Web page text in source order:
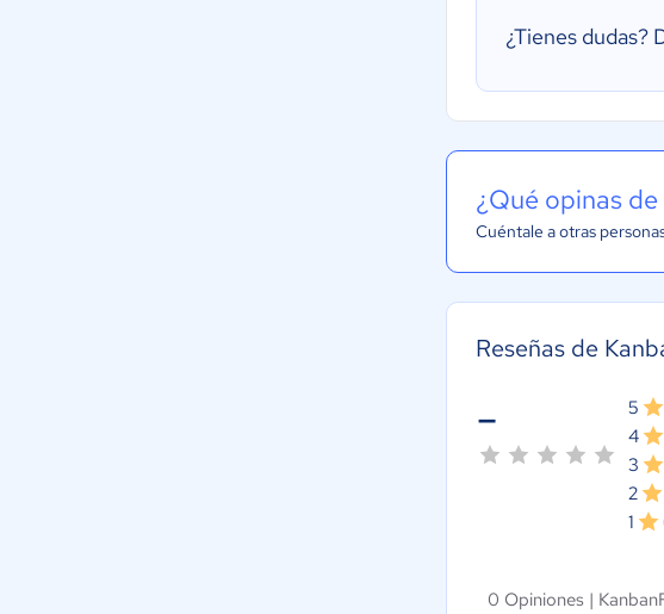
¿Tienes dudas?
¿Qué opinas
Cuéntale a otras
Reseñas de
- 5
4
3
2
1
0 Opiniones |